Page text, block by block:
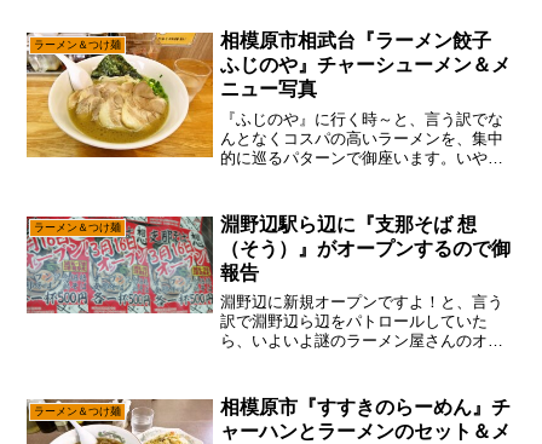
鮮丼の方が有名になった『遊喜や』です
が、本業は居酒屋...
ラーメン＆つけ麺
相模原市相武台『ラーメン餃子
ふじのや』チャーシューメン＆メ
ニュー写真
『ふじのや』に行く時～と、言う訳でな
んとなくコスパの高いラーメンを、集中
的に巡るパターンで御座います。いや、
収入感を考慮すると、お値段が手頃で美
味しいラーメンが、費用対...
ラーメン＆つけ麺
淵野辺駅ら辺に『支那そば 想
（そう）』がオープンするので御
報告
淵野辺に新規オープンですよ！と、言う
訳で淵野辺ら辺をパトロールしていた
ら、いよいよ謎のラーメン屋さんのオー
や、当サイト的には食べてナンボなので
すが、この手の”開店・閉店情...
ラーメン＆つけ麺
相模原市『すすきのらーめん』チ
ャーハンとラーメンのセット＆メ